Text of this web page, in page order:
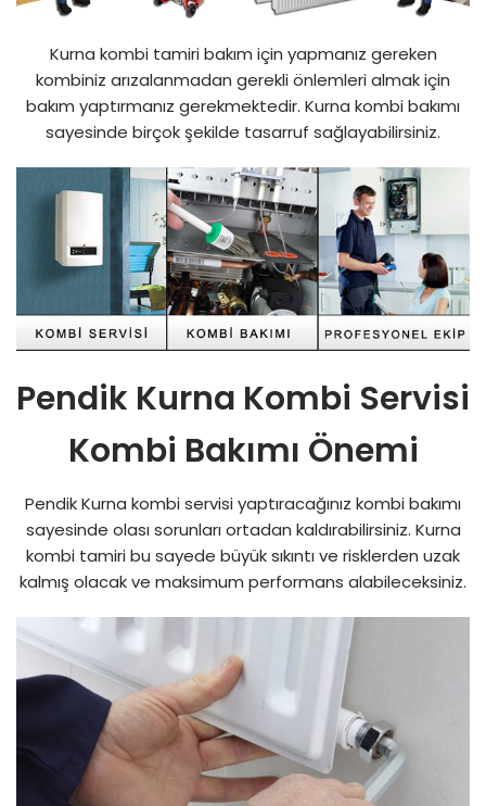
Kurna kombi tamiri bakım için yapmanız gereken
kombiniz arızalanmadan gerekli önlemleri almak için
bakım yaptırmanız gerekmektedir. Kurna kombi bakımı
sayesinde birçok şekilde tasarruf sağlayabilirsiniz.
Pendik Kurna Kombi Servisi
Kombi Bakımı Önemi
Pendik Kurna kombi servisi yaptıracağınız kombi bakımı
sayesinde olası sorunları ortadan kaldırabilirsiniz. Kurna
kombi tamiri bu sayede büyük sıkıntı ve risklerden uzak
kalmış olacak ve maksimum performans alabileceksiniz.